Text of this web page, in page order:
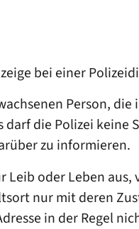
bei einer
Person,
darf die Polizei
zu informieren.
Leib oder Leben
nur mit deren
in der Regel